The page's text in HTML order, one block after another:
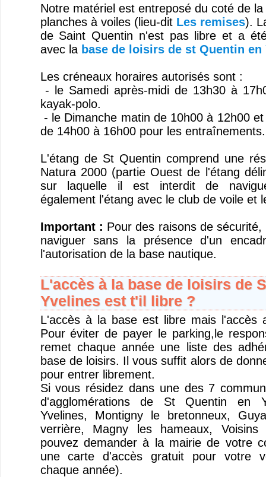
Notre matériel est entreposé du coté de
planches à voiles (lieu-dit Les remises).
de Saint Quentin n'est pas libre et a
avec la base de loisirs de st Quentin en
Les créneaux horaires autorisés sont :
- le Samedi après-midi de 13h30 à
kayak-polo.
- le Dimanche matin de 10h00 à 12h00
de 14h00 à 16h00 pour les entraînements.
L'étang de St Quentin comprend une
Natura 2000 (partie Ouest de l'étang
sur laquelle il est interdit de
également l'étang avec le club de voile et
Important : Pour des raisons de
naviguer sans la présence d'un
l'autorisation de la base nautique.
L'accès à la base de loisirs de
Yvelines est t'il libre ?
L'accès à la base est libre mais l'accès
Pour éviter de payer le parking,le
remet chaque année une liste des
base de loisirs. Il vous suffit alors de
pour entrer librement.
Si vous résidez dans une des 7
d'agglomérations de St Quentin en
Yvelines, Montigny le bretonneux,
verrière, Magny les hameaux,
pouvez demander à la mairie de votre
une carte d'accès gratuit pour votre
chaque année).